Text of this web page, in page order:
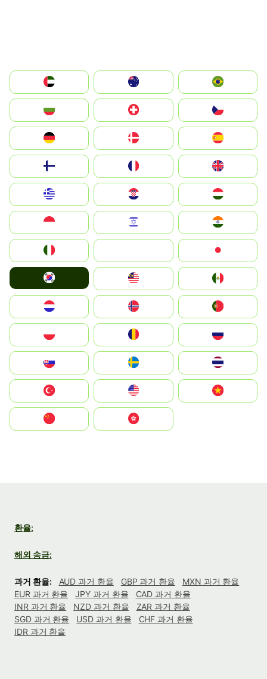
الإمارات العربية المتحدة
Switzerland
Deutschland
United Kingdom
Magyarország
South Korea
United States
中國香港特別行政區
환율:
해외 송금:
과거 환율: AUD 과거 환율 GBP 과거 환율
MXN 과거 환율
EUR 과거 환율
JPY 과거 환율
CAD 과거 환율
INR 과거 환율
NZD 과거 환율
ZAR 과거 환율
SGD 과거 환율
USD 과거 환율
CHF 과거 환율
IDR 과거 환율